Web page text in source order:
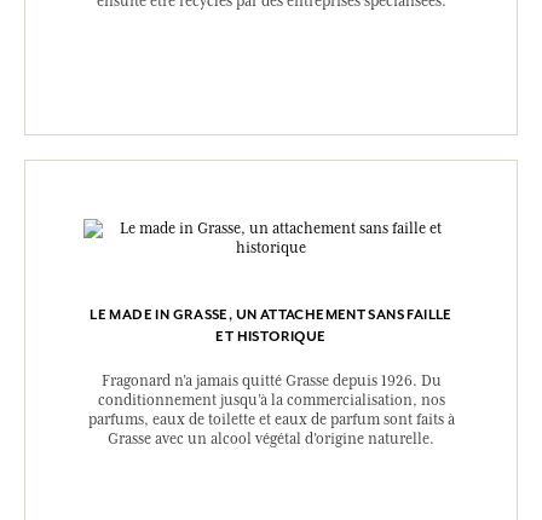
LE MADE IN GRASSE, UN ATTACHEMENT SANS FAILLE
ET HISTORIQUE
Fragonard n’a jamais quitté Grasse depuis 1926. Du
conditionnement jusqu’à la commercialisation, nos
parfums, eaux de toilette et eaux de parfum sont faits à
Grasse avec un alcool végétal d’origine naturelle.